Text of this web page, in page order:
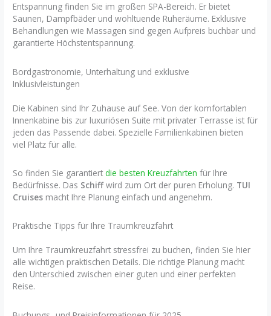
Entspannung finden Sie im großen SPA-Bereich. Er bietet
Saunen, Dampfbäder und wohltuende Ruheräume. Exklusive
Behandlungen wie Massagen sind gegen Aufpreis buchbar und
garantierte Höchstentspannung.
Bordgastronomie, Unterhaltung und exklusive
Inklusivleistungen
Die Kabinen sind Ihr Zuhause auf See. Von der komfortablen
Innenkabine bis zur luxuriösen Suite mit privater Terrasse ist für
jeden das Passende dabei. Spezielle Familienkabinen bieten
viel Platz für alle.
So finden Sie garantiertdie besten Kreuzfahrten für Ihre
Bedürfnisse. Das Schiffwird zum Ort der puren Erholung. TUI
Cruises macht Ihre Planung einfach und angenehm.
Praktische Tipps für Ihre Traumkreuzfahrt
Um Ihre Traumkreuzfahrt stressfrei zu buchen, finden Sie hier
alle wichtigen praktischen Details. Die richtige Planung macht
den Unterschied zwischen einer guten und einer perfekten
Reise.